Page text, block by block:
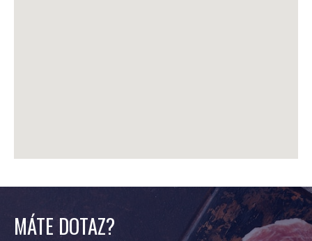
MÁTE DOTAZ?